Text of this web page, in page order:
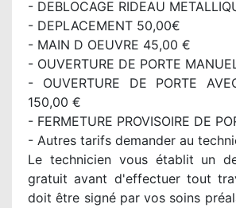
- DEBLOCAGE RIDEAU
- DEPLACEMENT 50,00€
- MAIN D OEUVRE 45,00 €
- OUVERTURE DE PORTE
- OUVERTURE DE PORTE
150,00 €
- FERMETURE PROVISOIRE DE
- Autres tarifs demander au
Le technicien vous établit un
gratuit avant d'effectuer tout
doit être signé par vos soins